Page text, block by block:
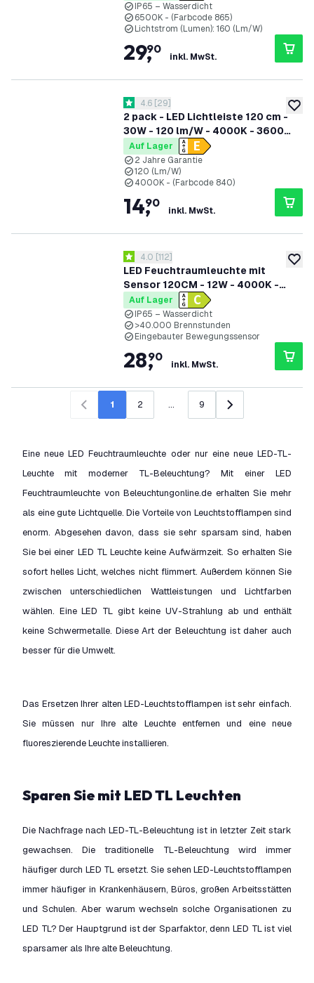
IP65 – Wasserdicht
6500K - (Farbcode 865)
Lichtstrom (Lumen): 160 (Lm/W)
29,
90
inkl. MwSt.
zur
2 pack - LED Lichtleiste 120 cm -
30W - 120 lm/W - 4000K - 3600
Lumen
Bewertungsbereich öffnen
4.6 Bewertungssterne
4.6 [29]
Auf Lager
2 Jahre Garantie
120 (Lm/W)
4000K - (Farbcode 840)
14,
90
inkl. MwSt.
zur
LED Feuchtraumleuchte mit
Sensor 120CM - 12W - 4000K -
IP65 - Inkl. LED Röhre
Bewertungsbereich öffnen
4 Bewertungssterne
4.0 [112]
Auf Lager
IP65 – Wasserdicht
>40.000 Brennstunden
Eingebauter Bewegungssensor
28,
90
inkl. MwSt.
Zurück1 2 ... 9 Weiter
Eine neue LED Feuchtraumleuchte oder nur eine neue LED-TL-
Leuchte mit moderner TL-Beleuchtung? Mit einer LED
Feuchtraumleuchte von Beleuchtungonline.de erhalten Sie mehr
als eine gute Lichtquelle. Die Vorteile von Leuchtstofflampen sind
enorm. Abgesehen davon, dass sie sehr sparsam sind, haben
Sie bei einer LED TL Leuchte keine Aufwärmzeit. So erhalten Sie
sofort helles Licht, welches nicht flimmert. Außerdem können Sie
zwischen unterschiedlichen Wattleistungen und Lichtfarben
wählen. Eine LED TL gibt keine UV-Strahlung ab und enthält
keine Schwermetalle. Diese Art der Beleuchtung ist daher auch
besser für die Umwelt.
Das Ersetzen Ihrer alten LED-Leuchtstofflampen ist sehr einfach.
Sie müssen nur Ihre alte Leuchte entfernen und eine neue
fluoreszierende Leuchte installieren.
Sparen Sie mit LED TL Leuchten
Die Nachfrage nach LED-TL-Beleuchtung ist in letzter Zeit stark
gewachsen. Die traditionelle TL-Beleuchtung wird immer
häufiger durch LED TL ersetzt. Sie sehen LED-Leuchtstofflampen
immer häufiger in Krankenhäusern, Büros, großen Arbeitsstätten
und Schulen. Aber warum wechseln solche Organisationen zu
LED TL? Der Hauptgrund ist der Sparfaktor, denn LED TL ist viel
sparsamer als Ihre alte Beleuchtung.